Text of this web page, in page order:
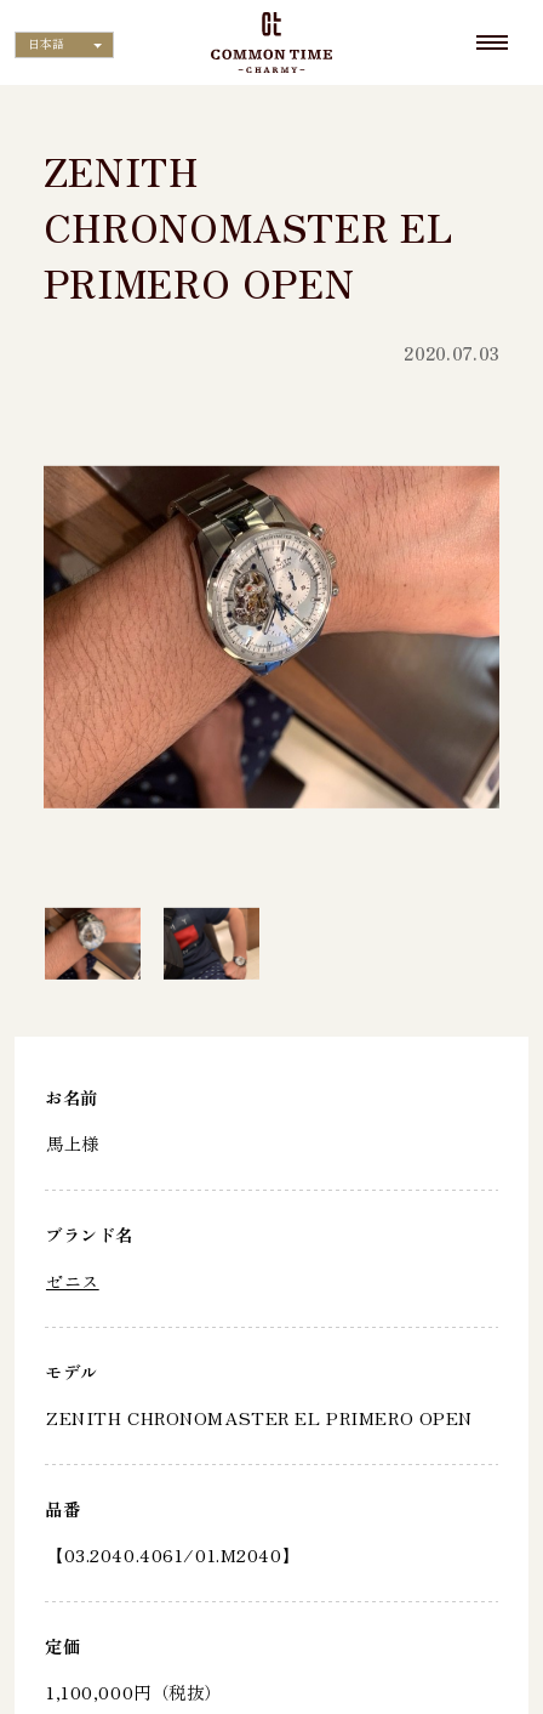
日本語
ZENITH
CHRONOMASTER EL
PRIMERO OPEN
2020.07.03
お名前
馬上様
ブランド名
ゼニス
モデル
ZENITH CHRONOMASTER EL PRIMERO OPEN
品番
【03.2040.4061/01.M2040】
定価
1,100,000円（税抜）